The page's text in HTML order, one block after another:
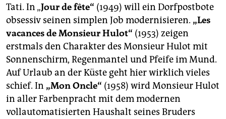
Tati. In „Jour de fête“ (1949) will ein Dorfpostbote
obsessiv seinen simplen Job modernisieren. „Les
vacances de Monsieur Hulot“ (1953) zeigen
erstmals den Charakter des Monsieur Hulot mit
Sonnenschirm, Regenmantel und Pfeife im Mund.
Auf Urlaub an der Küste geht hier wirklich vieles
schief. In „Mon Oncle“ (1958) wird Monsieur Hulot
in aller Farbenpracht mit dem modernen
vollautomatisierten Haushalt seines Bruders